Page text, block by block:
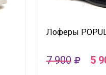
Лоферы
7 900 5